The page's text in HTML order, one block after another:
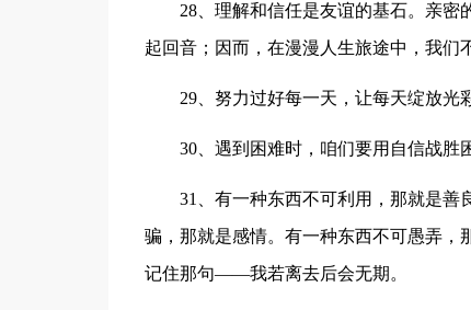
28、理解和信任是友谊的基石。亲
起回音；因而，在漫漫人生旅途中，我们
29、努力过好每一天，让每天绽放光
30、遇到困难时，咱们要用自信战胜
31、有一种东西不可利用，那就是善
骗，那就是感情。有一种东西不可愚弄，
记住那句——我若离去后会无期。